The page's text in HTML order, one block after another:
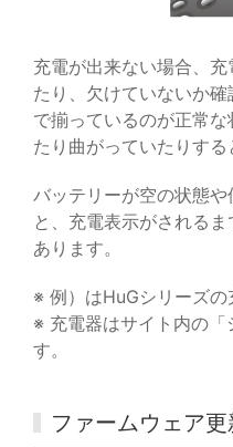
充電が出来ない場合、
たり、欠けていないか
で揃っているのが正常
たり曲がっていたりする
バッテリーが空の状態
と、充電表示がされる
あります。
※ 例）はHuGシリーズの
※ 充電器はサイト内の「
す。
ファームウェア更